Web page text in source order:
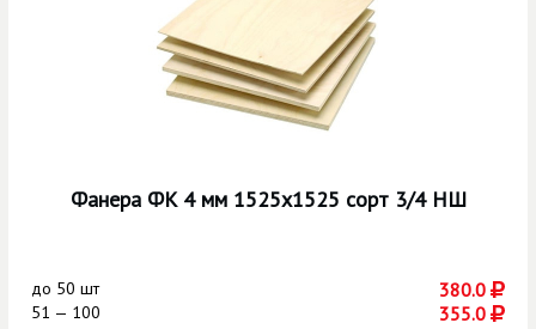
Фанера ФК 4 мм 1525х1525 сорт 3/4 НШ
до 50 шт 380.0
51 — 100 355.0